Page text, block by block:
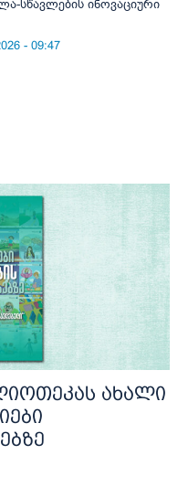
სწავლების ინოვაციური
- 09:47
ახალი